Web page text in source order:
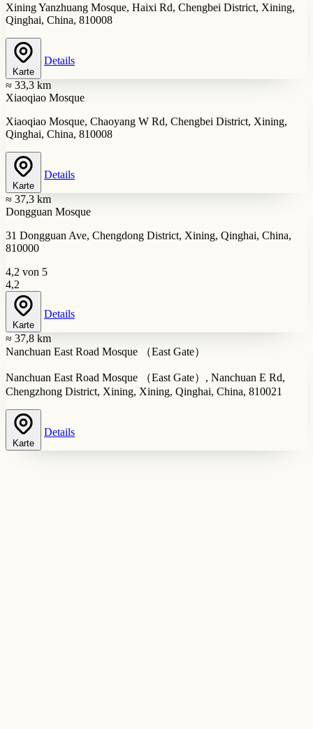
Xining Yanzhuang Mosque, Haixi Rd, Chengbei District, Xining,
Qinghai, China, 810008
Karte
Details
≈ 33,3 km
Xiaoqiao Mosque
Xiaoqiao Mosque, Chaoyang W Rd, Chengbei District, Xining,
Qinghai, China, 810008
Karte
Details
≈ 37,3 km
Dongguan Mosque
31 Dongguan Ave, Chengdong District, Xining, Qinghai, China,
810000
4,2 von 5
4,2
Karte
Details
≈ 37,8 km
Nanchuan East Road Mosque （East Gate）
Nanchuan East Road Mosque （East Gate）, Nanchuan E Rd,
Chengzhong District, Xining, Xining, Qinghai, China, 810021
Karte
Details